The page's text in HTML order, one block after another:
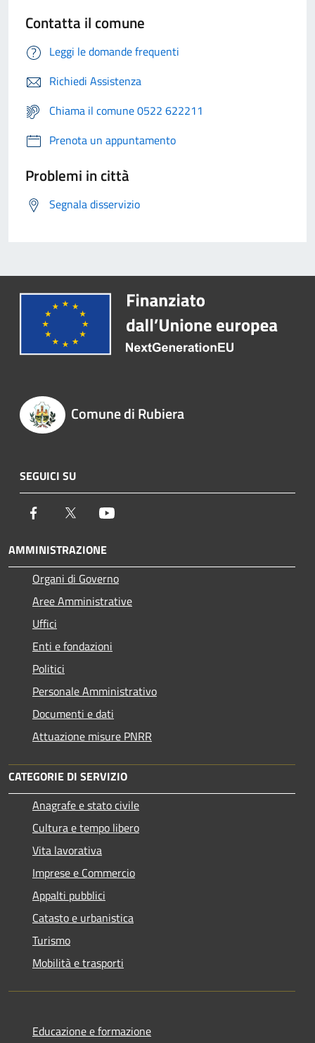
Contatta il comune
Leggi le domande frequenti
Richiedi Assistenza
Chiama il comune 0522 622211
Prenota un appuntamento
Problemi in città
Segnala disservizio
Comune di Rubiera
SEGUICI SU
Facebook Twitter
AMMINISTRAZIONE
Organi di Governo
Aree Amministrative
Uffici
Enti e fondazioni
Politici
Personale Amministrativo
Documenti e dati
Attuazione misure PNRR
CATEGORIE DI SERVIZIO
Anagrafe e stato civile
Cultura e tempo libero
Vita lavorativa
Imprese e Commercio
Appalti pubblici
Catasto e urbanistica
Turismo
Mobilità e trasporti
Educazione e formazione